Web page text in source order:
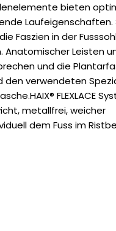
bieten
Laufeigenschaften.
Faszien in der
Anatomischer Leisten
und die
verwendeten
FLEXLACE
metallfrei, weicher
dem Fuss im